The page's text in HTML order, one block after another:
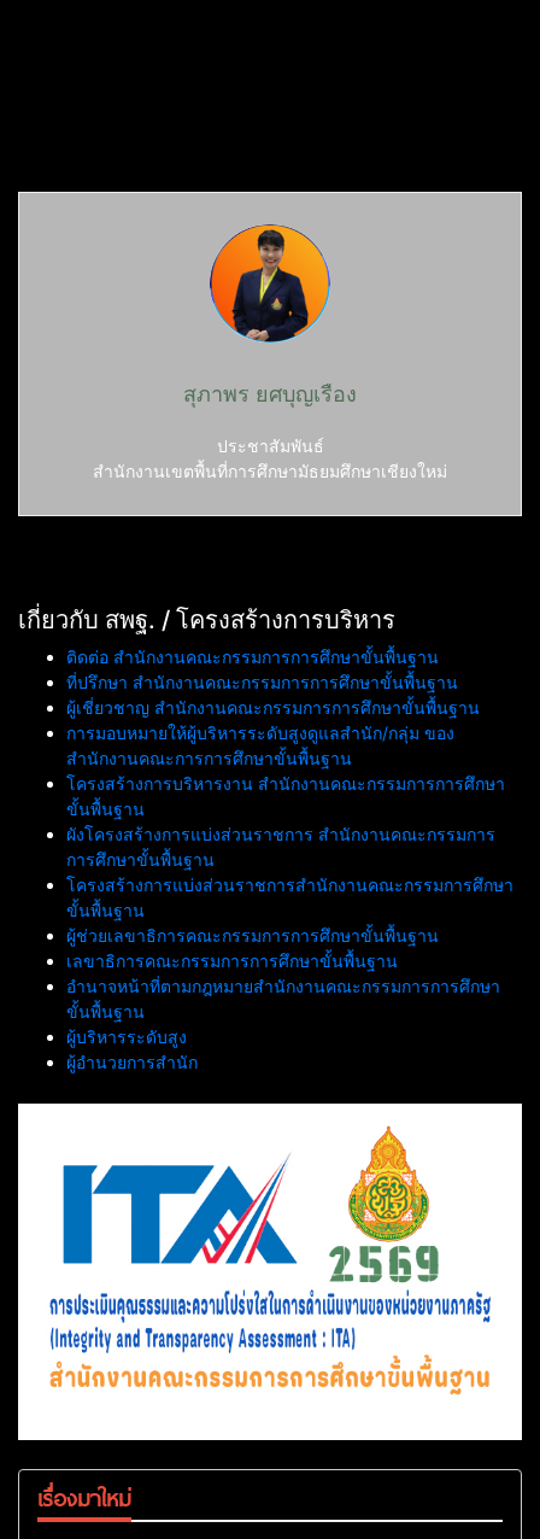
สุภาพร ยศบุญเรือง
ประชาสัมพันธ์
สำนักงานเขตพื้นที่การศึกษามัธยมศึกษาเชียงใหม่
เกี่ยวกับ สพฐ. / โครงสร้างการบริหาร
ติดต่อ สำนักงานคณะกรรมการการศึกษาขั้นพื้นฐาน
ที่ปรึกษา สำนักงานคณะกรรมการการศึกษาขั้นพื้นฐาน
ผู้เชี่ยวชาญ สำนักงานคณะกรรมการการศึกษาขั้นพื้นฐาน
การมอบหมายให้ผู้บริหารระดับสูงดูแลสำนัก/กลุ่ม ของ
สำนักงานคณะการการศึกษาขั้นพื้นฐาน
โครงสร้างการบริหารงาน สำนักงานคณะกรรมการการศึกษา
ขั้นพื้นฐาน
ผังโครงสร้างการแบ่งส่วนราชการ สำนักงานคณะกรรมการ
การศึกษาขั้นพื้นฐาน
โครงสร้างการแบ่งส่วนราชการสำนักงานคณะกรรมการศึกษา
ขั้นพื้นฐาน
ผู้ช่วยเลขาธิการคณะกรรมการการศึกษาขั้นพื้นฐาน
เลขาธิการคณะกรรมการการศึกษาขั้นพื้นฐาน
อำนาจหน้าที่ตามกฎหมายสำนักงานคณะกรรมการการศึกษา
ขั้นพื้นฐาน
ผู้บริหารระดับสูง
ผู้อำนวยการสำนัก
เรื่องมาใหม่